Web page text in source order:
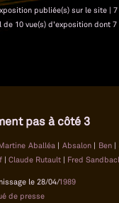
publiée(s) sur le site |
de 10 vue(s) d'exposition dont
pas à côté 3
Aballéa | Absalon | Ben |
| Claude Rutault | Fred
le 28/04/1989
de presse